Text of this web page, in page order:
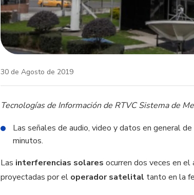
30 de Agosto de 2019
Tecnologías de Información de RTVC Sistema de
Las señales de audio, video y datos en general
minutos.
Las interferencias solares ocurren dos veces en el
proyectadas por el operador satelital tanto en la